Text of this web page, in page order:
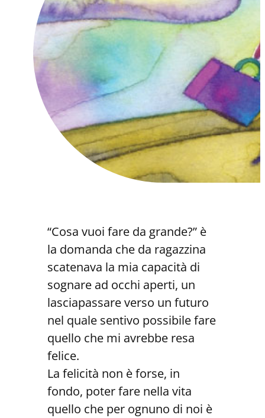
“Cosa vuoi fare da grande?” è
la domanda che da ragazzina
scatenava la mia capacità di
sognare ad occhi aperti, un
lasciapassare verso un futuro
nel quale sentivo possibile fare
quello che mi avrebbe resa
felice.
La felicità non è forse, in
fondo, poter fare nella vita
quello che per ognuno di noi è